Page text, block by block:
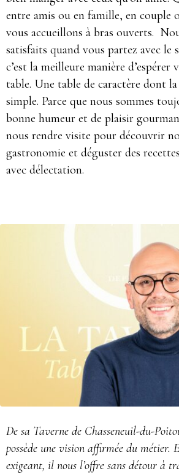
entre amis ou en famille, en couple
vous accueillons à bras ouverts.
satisfaits quand vous partez avec le
c’est la meilleure manière
table. Une table de caractère dont
simple. Parce que nous sommes
bonne humeur et de plaisir
nous rendre visite pour découvrir
gastronomie et déguster des
avec délectation.
De sa Taverne de Chasseneuil-du-
possède une vision affirmée du métier.
exigeant, il nous l’offre sans détour à